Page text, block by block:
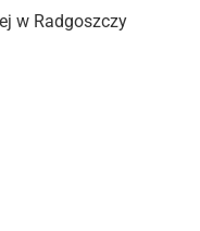
w Radgoszczy